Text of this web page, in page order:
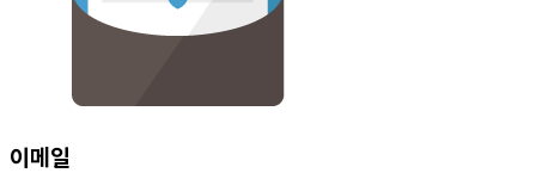
이메일